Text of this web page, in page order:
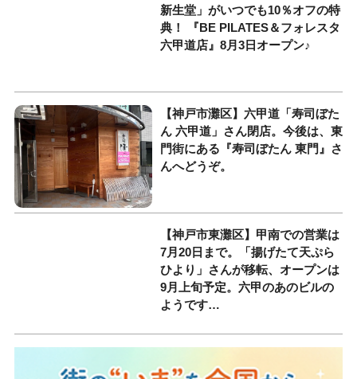
新生堂」がいつでも10％オフの特
典！ 『BE PILATES＆フォレスタ
六甲道店』8月3日オープン♪
【神戸市灘区】六甲道「寿司ぼた
ん 六甲道」さん閉店。今後は、東
門街にある『寿司ぼたん 東門』さ
んへどうぞ。
【神戸市東灘区】甲南での営業は
7月20日まで。「揚げたて天ぷら
ひより」さんが移転、オープンは
9月上旬予定。六甲のあのビルの
ようです…